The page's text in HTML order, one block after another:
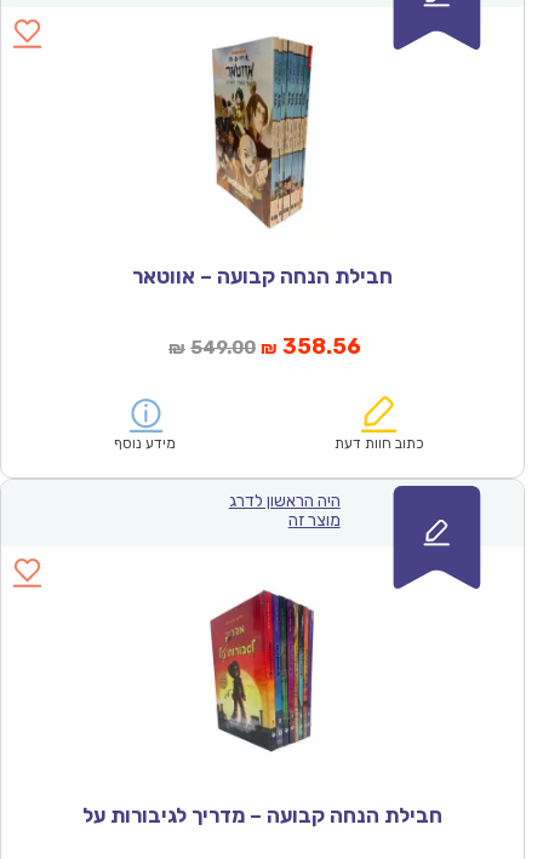
חבילת הנחה קבועה – אווטאר
₪ 549.00המחיר
₪549.00.
₪ 358.56המחיר
הוא:
כתוב חוות דעת מידע נוסף
היה הראשון לדרג
מוצר זה
חבילת הנחה קבועה – מדריך לגיבורות על